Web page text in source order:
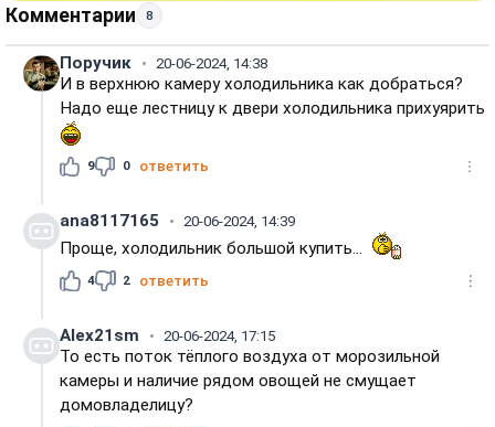
Комментарии 8
Поручик 20-06-2024, 14:38
И в верхнюю камеру холодильника как добраться?
Надо еще лестницу к двери холодильника прихуярить
9 0 ответить
ana8117165 20-06-2024, 14:39
Проще, холодильник большой купить...
4 2 ответить
Alex21sm 20-06-2024, 17:15
То есть поток тёплого воздуха от морозильной
камеры и наличие рядом овощей не смущает
домовладелицу?